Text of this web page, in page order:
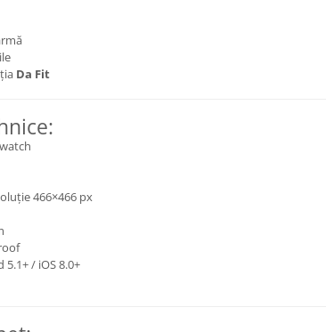
Da Fit
466×466 px
5.1+ / iOS 8.0+